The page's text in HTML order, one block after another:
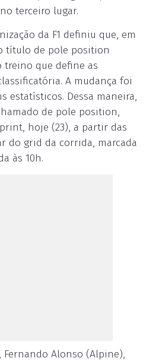
terceiro lugar.
da F1 definiu que, em
título de pole position
treino que define as
A mudança foi
estatísticos. Dessa maneira,
de pole position,
hoje (23), a partir das
do grid da corrida, marcada
às 10h.
Fernando Alonso (Alpine),